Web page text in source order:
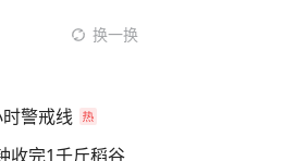
换一换
警戒线
收完1千斤稻谷